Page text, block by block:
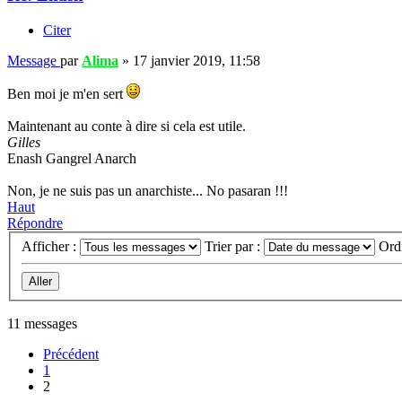
Citer
Message par Alima » 17 janvier 2019, 11:58
Ben moi je m'en sert
Maintenant au conte à dire si cela est utile.
Gilles
Enash Gangrel Anarch
Non, je ne suis pas un anarchiste... No pasaran !!!
Haut
Répondre
Afficher :
Trier par :
11 messages
Précédent
1
2